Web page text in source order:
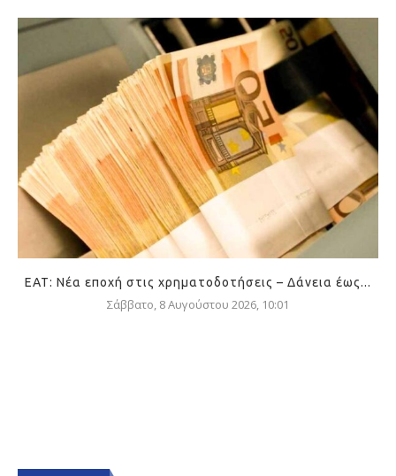
ΕΑΤ: Νέα εποχή στις χρηματοδοτήσεις – Δάνεια έως...
Σάββατο, 8 Αυγούστου 2026, 10:01